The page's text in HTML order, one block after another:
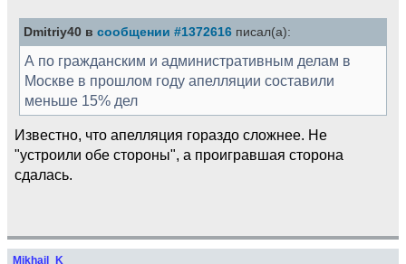
Dmitriy40 в сообщении #1372616 писал(а):
А по гражданским и административным делам в
Москве в прошлом году апелляции составили
меньше 15% дел
Известно, что апелляция гораздо сложнее. Не
"устроили обе стороны", а проигравшая сторона
сдалась.
Mikhail_K